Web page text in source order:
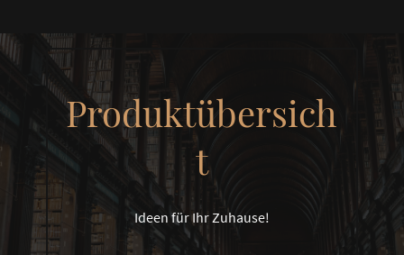
Produktübersich
t
Ideen für Ihr Zuhause!